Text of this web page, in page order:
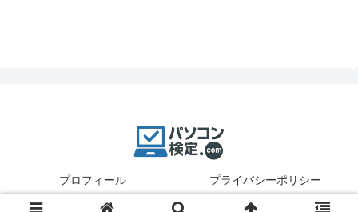
プロフィール プライバシーポリシー
© 2025 パソコン検定.